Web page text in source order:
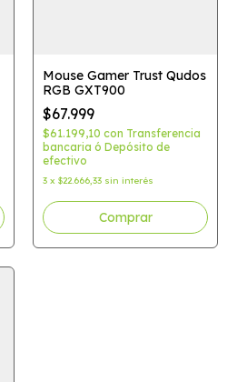
Mouse Gamer Trust Qudos
RGB GXT900
$67.999
$61.199,10 con Transferencia
bancaria ó Depósito de
efectivo
3 x $22.666,33 sin interés